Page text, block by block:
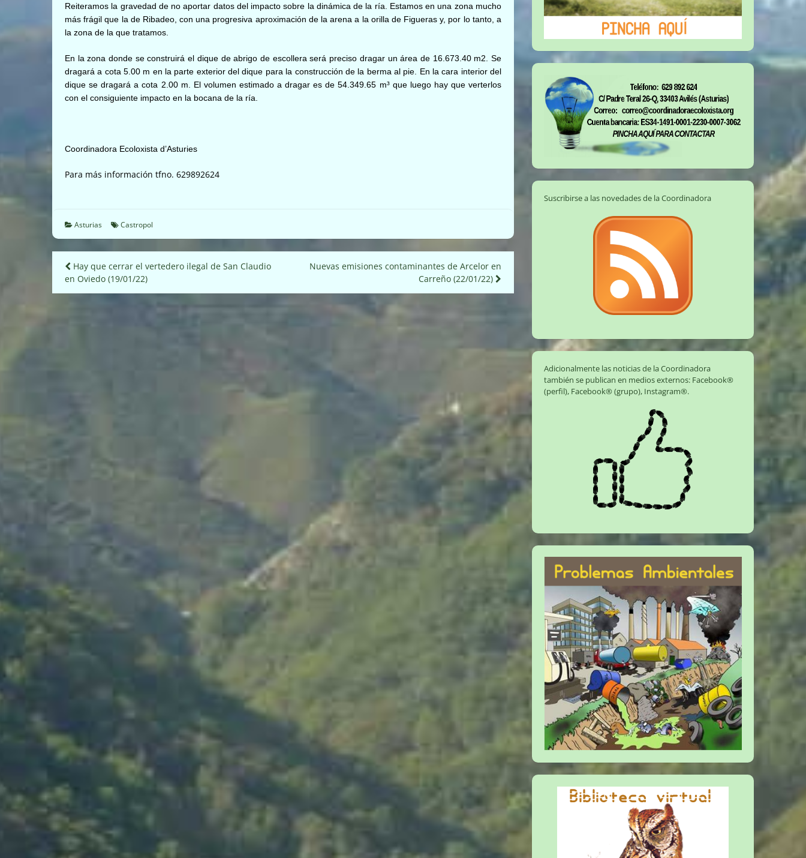
Reiteramos la gravedad de no aportar datos del impacto sobre la dinámica de la ría. Estamos en una zona mucho
más frágil que la de Ribadeo, con una progresiva aproximación de la arena a la orilla de Figueras y, por lo tanto, a
la zona de la que tratamos.
En la zona donde se construirá el dique de abrigo de escollera será preciso dragar un área de 16.673.40 m2. Se
dragará a cota 5.00 m en la parte exterior del dique para la construcción de la berma al pie. En la cara interior del
dique se dragará a cota 2.00 m. El volumen estimado a dragares de 54.349.65 m³ que luego hay que verterlos
con el consiguiente impacto en la bocana de la ría.
Coordinadora Ecoloxista d’Asturies
Para más información tfno. 629892624
Asturias Castropol
Navegación
de
Hay que cerrar el vertedero ilegal de San Claudio
en Oviedo (19/01/22)
Nuevas emisiones contaminantes de Arcelor en
Carreño (22/01/22)
Suscribirse a las novedades de la Coordinadora
Adicionalmente las noticias de la Coordinadora
también se publican en medios externos: Facebook®
(perfil), Facebook® (grupo), Instagram®.